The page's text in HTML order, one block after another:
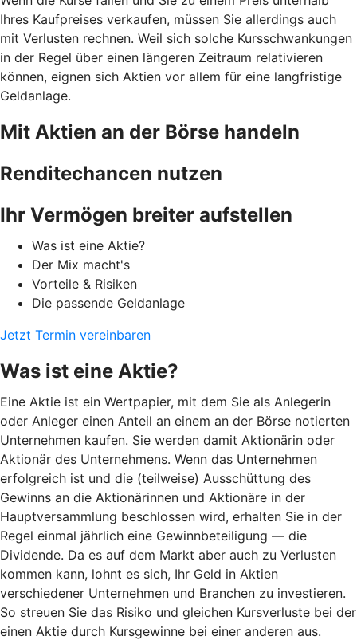
Ihres Kaufpreises verkaufen, müssen Sie allerdings auch
mit Verlusten rechnen. Weil sich solche Kursschwankungen
in der Regel über einen längeren Zeitraum relativieren
können, eignen sich Aktien vor allem für eine langfristige
Geldanlage.
Mit Aktien an der Börse handeln
Renditechancen nutzen
Ihr Vermögen breiter aufstellen
Was ist eine Aktie?
Der Mix macht's
Vorteile & Risiken
Die passende Geldanlage
Jetzt Termin vereinbaren
Was ist eine Aktie?
Eine Aktie ist ein Wertpapier, mit dem Sie als Anlegerin
oder Anleger einen Anteil an einem an der Börse notierten
Unternehmen kaufen. Sie werden damit Aktionärin oder
Aktionär des Unternehmens. Wenn das Unternehmen
erfolgreich ist und die (teilweise) Ausschüttung des
Gewinns an die Aktionärinnen und Aktionäre in der
Hauptversammlung beschlossen wird, erhalten Sie in der
Regel einmal jährlich eine Gewinnbeteiligung — die
Dividende. Da es auf dem Markt aber auch zu Verlusten
kommen kann, lohnt es sich, Ihr Geld in Aktien
verschiedener Unternehmen und Branchen zu investieren.
So streuen Sie das Risiko und gleichen Kursverluste bei der
einen Aktie durch Kursgewinne bei einer anderen aus.